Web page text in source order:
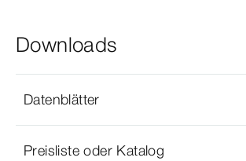
Downloads
Datenblätter
Preisliste oder Katalog